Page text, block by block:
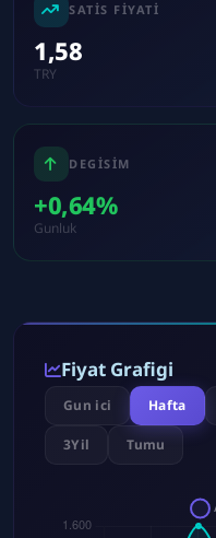
SATIS FIYATI
1,58
TRY
DEGISIM
+0,64%
Gunluk
Fiyat Grafigi
Gun ici Hafta
3Yil Tumu